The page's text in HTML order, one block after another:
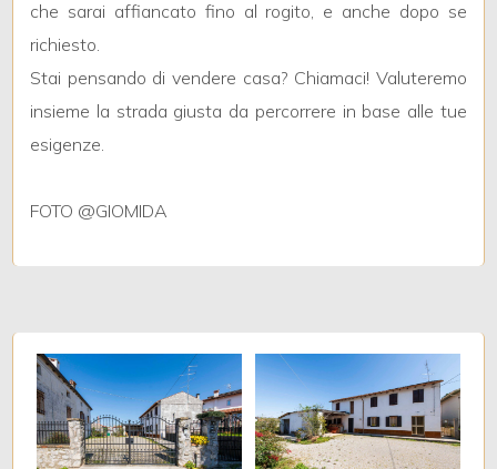
che sarai affiancato fino al rogito, e anche dopo se
richiesto.
Stai pensando di vendere casa? Chiamaci! Valuteremo
insieme la strada giusta da percorrere in base alle tue
esigenze.
FOTO @GIOMIDA
Giardino
Posto auto/Box
Nuova costruzione
Lusso